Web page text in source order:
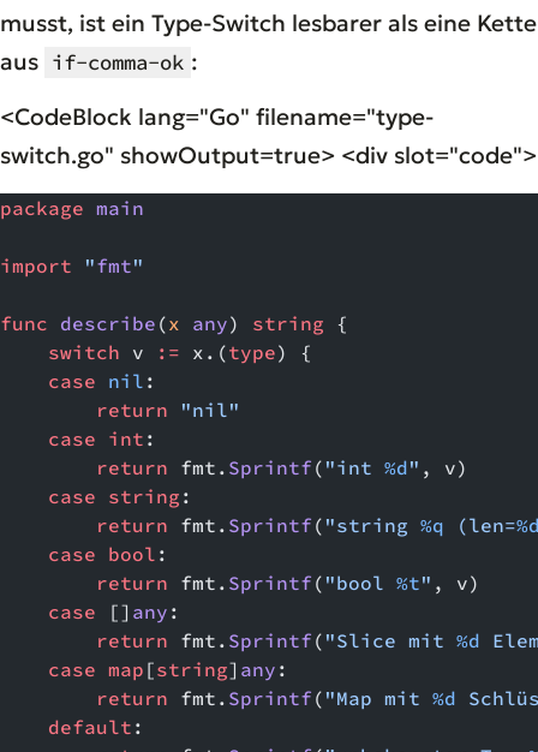
musst, ist ein Type-Switch lesbarer als eine Kette
aus if-comma-ok :
<CodeBlock lang="Go" filename="type-
switch.go" showOutput=true> <div slot="code">
package main
import "fmt"
func describe (x any) string {
    switch
v := x.(type) {
    case
nil :
        return
"nil"
    case
int :
        return
fmt. Sprintf ( "int %d" , v)
    case
string :
        return
fmt. Sprintf ( "string %q (len=
    case
bool :
        return
fmt. Sprintf ( "bool %t" , v)
    case
[] any :
        return
fmt. Sprintf ( "Slice mit %d
    case
map [string] any :
        return
fmt. Sprintf ( "Map mit %d
    default
: